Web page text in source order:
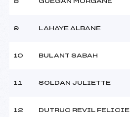
Ouvreurs D :
Météo :
Nombre de portes :
Traceur :
8 GUEGAN MORGANE
9 LAHAYE ALBANE
10 BULANT SABAH
11 SOLDAN JULIETTE
12 DUTRUC REVIL FELICIE